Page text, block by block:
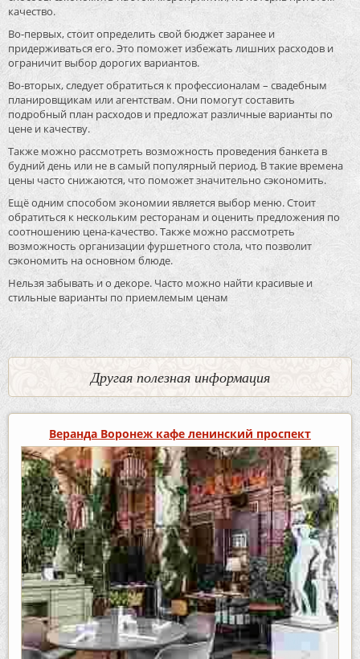
качество.
Во-первых, стоит определить свой бюджет заранее и
придерживаться его. Это поможет избежать лишних расходов и
ограничит выбор дорогих вариантов.
Во-вторых, следует обратиться к профессионалам – свадебным
планировщикам или агентствам. Они помогут составить
подробный план расходов и предложат различные варианты по
цене и качеству.
Также можно рассмотреть возможность проведения банкета в
будний день или не в самый популярный период. В такие времена
цены часто снижаются, что поможет значительно сэкономить.
Ещё одним способом экономии является выбор меню. Стоит
обратиться к нескольким ресторанам и оценить предложения по
соотношению цена-качество. Также можно рассмотреть
возможность организации фуршетного стола, что позволит
сэкономить на основном блюде.
Нельзя забывать и о декоре. Часто можно найти красивые и
стильные варианты по приемлемым ценам
Другая полезная информация
Веранда Воронеж кафе ленинский проспект